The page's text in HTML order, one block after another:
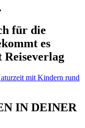
für die
es
IN DEINER